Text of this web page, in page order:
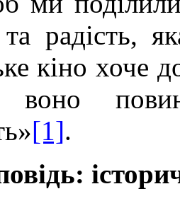
радість,
кіно хоче
воно
[1].